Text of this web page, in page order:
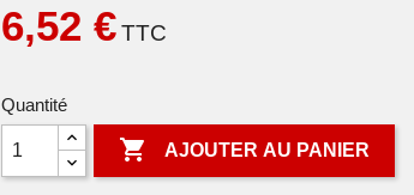
6,52 €TTC
Quantité
 AJOUTER AU PANIER